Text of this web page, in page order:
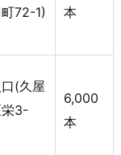
72-1)
本
(久屋
栄3-
6,000
本